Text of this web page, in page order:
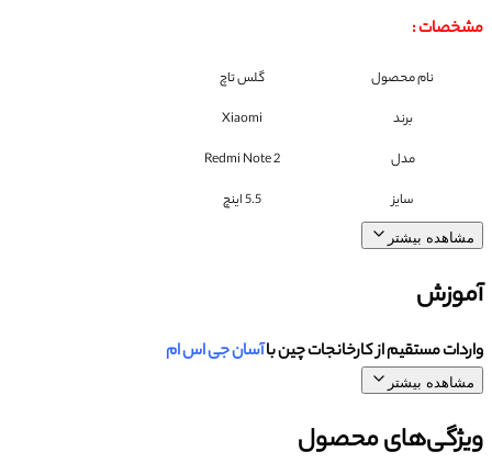
مشخصات :
نام محصول
گلس تاچ
برند
Xiaomi
مدل
Redmi Note 2
سایز
5.5 اینچ
مشاهده بیشتر
آموزش
واردات مستقیم از کارخانجات چین باآسان جی اس ام
مشاهده بیشتر
ویژگی‌های محصول